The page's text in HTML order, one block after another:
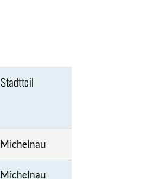
Stadtteil
Michelnau
Michelnau